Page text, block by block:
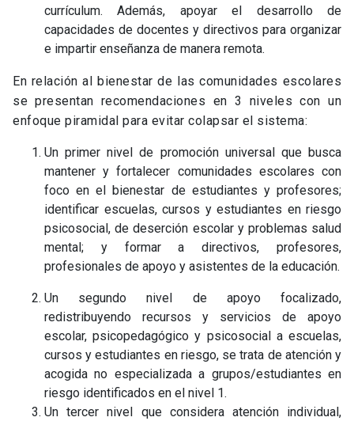
currículum. Además, apoyar el desarrollo de
capacidades de docentes y directivos para organizar
e impartir enseñanza de manera remota.
En relación al bienestar de las comunidades escolares
se presentan recomendaciones en 3 niveles con un
enfoque piramidal para evitar colapsar el sistema:
Un primer nivel de promoción universal que busca
mantener y fortalecer comunidades escolares con
foco en el bienestar de estudiantes y profesores;
identificar escuelas, cursos y estudiantes en riesgo
psicosocial, de deserción escolar y problemas salud
mental; y formar a directivos, profesores,
profesionales de apoyo y asistentes de la educación.
Un segundo nivel de apoyo focalizado,
redistribuyendo recursos y servicios de apoyo
escolar, psicopedagógico y psicosocial a escuelas,
cursos y estudiantes en riesgo, se trata de atención y
acogida no especializada a grupos/estudiantes en
riesgo identificados en el nivel 1.
Un tercer nivel que considera atención individual,